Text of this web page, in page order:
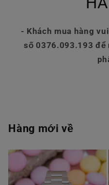
- Khách mua hàng
số 0376.093.193 để
Hàng mới về